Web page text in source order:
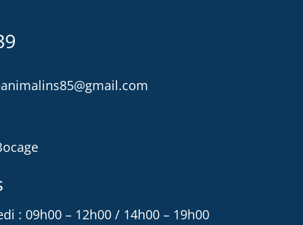
: 09h00 – 12h00 / 14h00 – 19h00